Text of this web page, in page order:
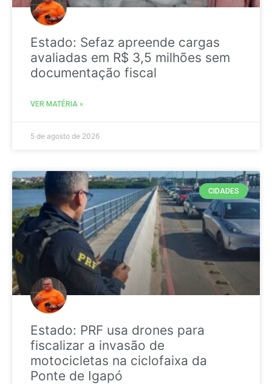
Estado: Sefaz apreende cargas
avaliadas em R$ 3,5 milhões sem
documentação fiscal
VER MATÉRIA »
5 de agosto de 2026
CIDADES
Estado: PRF usa drones para
fiscalizar a invasão de
motocicletas na ciclofaixa da
Ponte de Igapó